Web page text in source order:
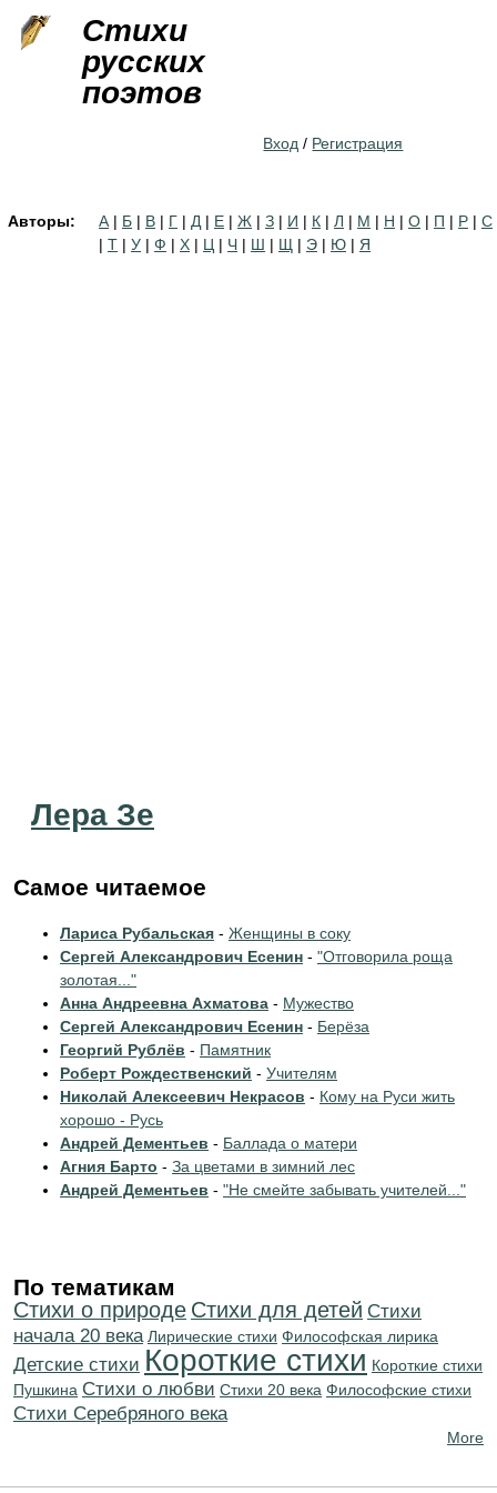
Стихи
русских
поэтов
Вход / Регистрация
Авторы: А | Б | В | Г | Д | Е | Ж | З | И | К | Л | М | Н | О | П | Р | С
| Т | У | Ф | Х | Ц | Ч | Ш | Щ | Э | Ю | Я
Лера Зе
Самое читаемое
Лариса Рубальская - Женщины в соку
Сергей Александрович Есенин - "Отговорила роща
золотая..."
Анна Андреевна Ахматова - Мужество
Сергей Александрович Есенин - Берёза
Георгий Рублёв - Памятник
Роберт Рождественский - Учителям
Николай Алексеевич Некрасов - Кому на Руси жить
хорошо - Русь
Андрей Дементьев - Баллада о матери
Агния Барто - За цветами в зимний лес
Андрей Дементьев - "Не смейте забывать учителей..."
По тематикам
Стихи о природе Стихи для детей Cтихи
начала 20 века Лирические стихи Философская лирика
Детские стихи Короткие стихи Короткие стихи
Пушкина Стихи о любви Стихи 20 века Философские стихи
Cтихи Серебряного века
More